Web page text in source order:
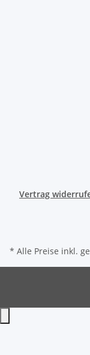
Vertrag
* Alle Preise inkl.